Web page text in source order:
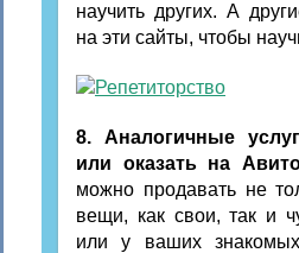
научить других. А
на эти сайты, чтобы
8. Аналогичные
или оказать на
можно продавать не
вещи, как свои, так и
или у ваших